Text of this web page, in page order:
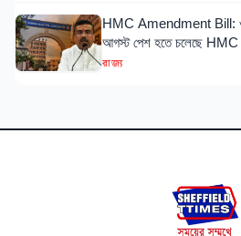
HMC Amendment Bill:
আগস্ট পেশ হতে চলেছে HMC
রাজ্য